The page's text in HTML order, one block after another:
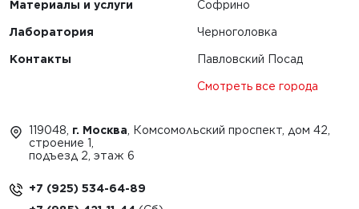
Материалы и услуги
Лаборатория
Контакты
Софрино
Черноголовка
Павловский Посад
Смотреть все города
119048, г. Москва , Комсомольский проспект, дом 42,
строение 1,
подъезд 2, этаж 6
+7 (925) 534-64-89